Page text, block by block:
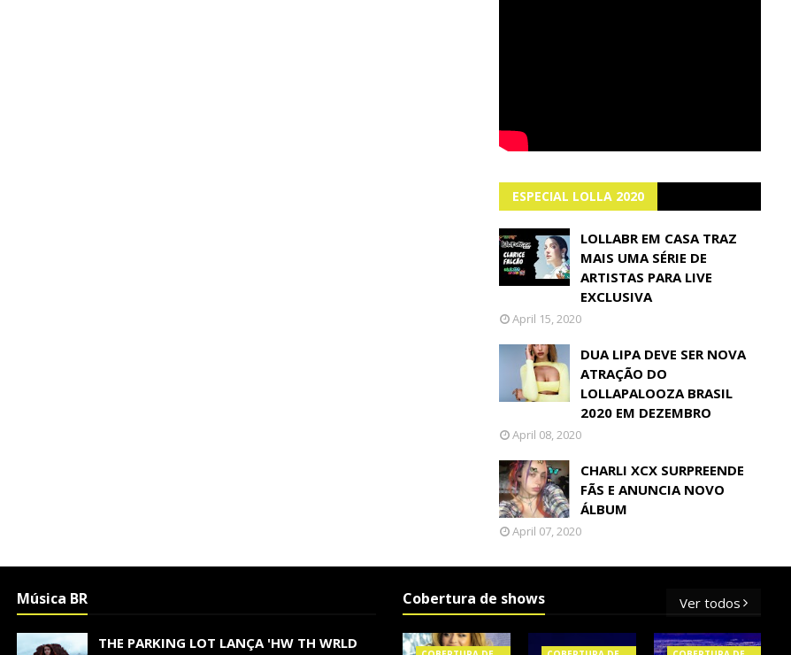
ESPECIAL LOLLA 2020
LOLLABR EM CASA TRAZ
MAIS UMA SÉRIE DE
ARTISTAS PARA LIVE
EXCLUSIVA
April 15, 2020
DUA LIPA DEVE SER NOVA
ATRAÇÃO DO
LOLLAPALOOZA BRASIL
2020 EM DEZEMBRO
April 08, 2020
CHARLI XCX SURPREENDE
FÃS E ANUNCIA NOVO
ÁLBUM
April 07, 2020
Música BR
THE PARKING LOT LANÇA 'HW TH WRLD
Cobertura de shows Ver todos